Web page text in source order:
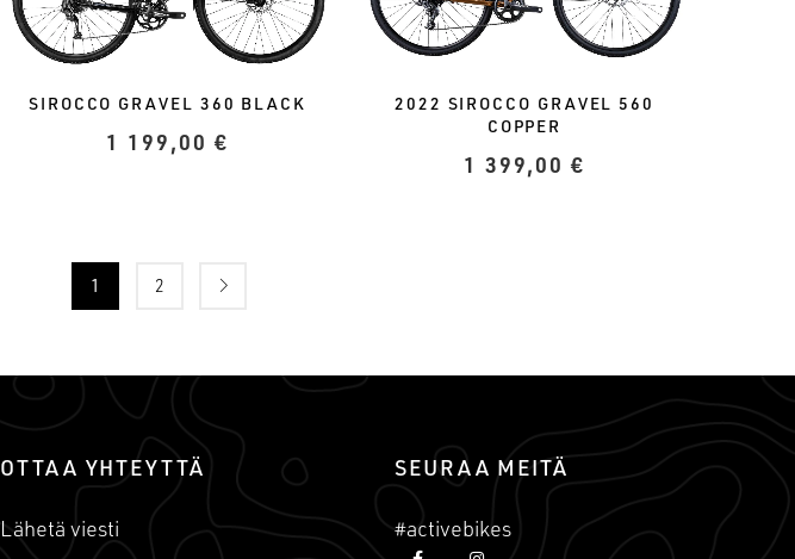
SIROCCO GRAVEL 360 BLACK
1 199,00 €
2022 SIROCCO GRAVEL 560
COPPER
1 399,00€
1 2
OTTAA YHTEYTTÄ
Lähetä viesti
SEURAA MEITÄ
#activebikes